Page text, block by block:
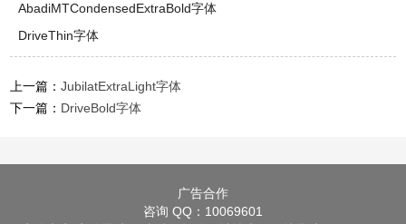
AbadiMTCondensedExtraBold字体
DriveThin字体
上一篇：JubilatExtraLight字体
下一篇： DriveBold字体
广告合作
咨询 QQ：10069601